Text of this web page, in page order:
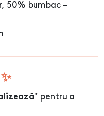
50% bumbac –
pentru a